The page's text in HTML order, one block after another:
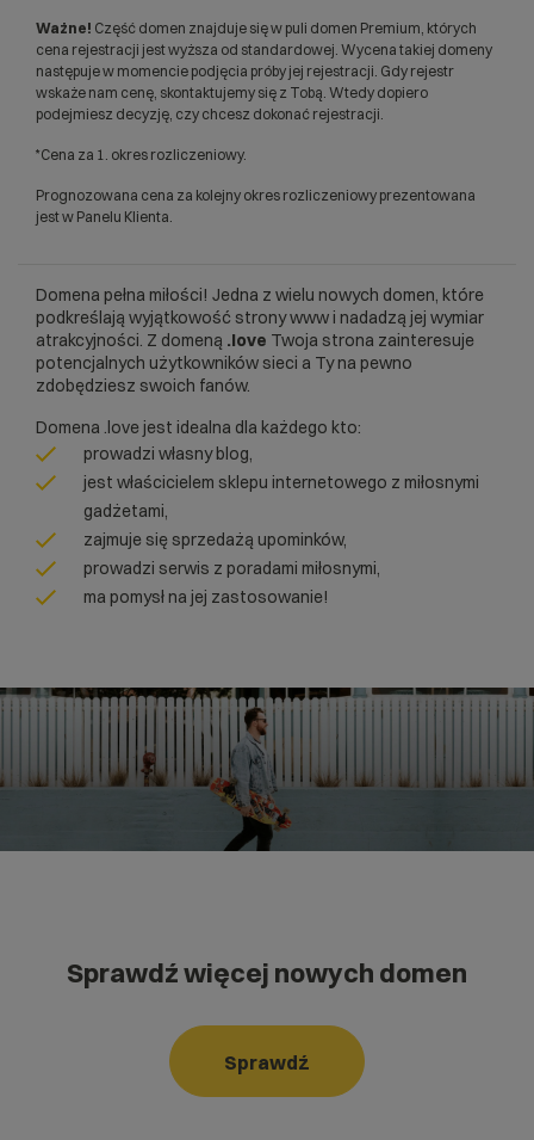
Ważne! Część domen znajduje się w puli domen Premium, których
cena rejestracji jest wyższa od standardowej. Wycena takiej domeny
następuje w momencie podjęcia próby jej rejestracji. Gdy rejestr
wskaże nam cenę, skontaktujemy się z Tobą. Wtedy dopiero
podejmiesz decyzję, czy chcesz dokonać rejestracji.
*Cena za 1. okres rozliczeniowy.
Prognozowana cena za kolejny okres rozliczeniowy prezentowana
jest w Panelu Klienta.
Domena pełna miłości! Jedna z wielu nowych domen, które
podkreślają wyjątkowość strony www i nadadzą jej wymiar
atrakcyjności. Z domeną .love Twoja strona zainteresuje
potencjalnych użytkowników sieci a Ty na pewno
zdobędziesz swoich fanów.
Domena .love jest idealna dla każdego kto:
prowadzi własny blog,
jest właścicielem sklepu internetowego z miłosnymi
gadżetami,
zajmuje się sprzedażą upominków,
prowadzi serwis z poradami miłosnymi,
ma pomysł na jej zastosowanie!
Sprawdź więcej nowych domen
Sprawdź